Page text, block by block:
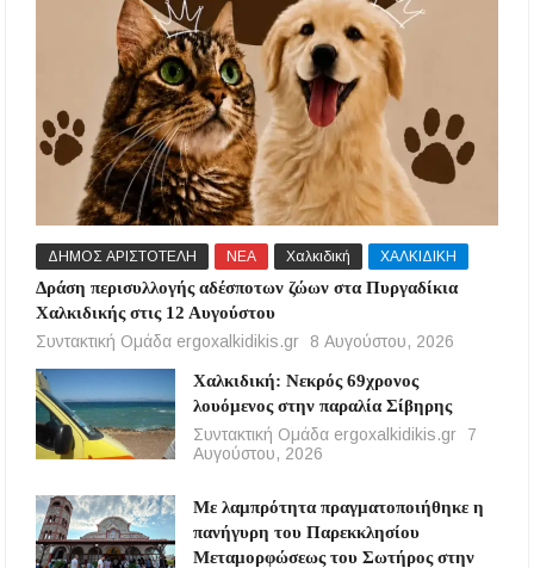
ΔΗΜΟΣ ΑΡΙΣΤΟΤΕΛΗ ΝΕΑ Χαλκιδική ΧΑΛΚΙΔΙΚΗ
Δράση περισυλλογής αδέσποτων ζώων στα Πυργαδίκια
Χαλκιδικής στις 12 Αυγούστου
Συντακτική Ομάδα ergoxalkidikis.gr
8 Αυγούστου, 2026
Χαλκιδική: Νεκρός 69χρονος
λουόμενος στην παραλία Σίβηρης
Συντακτική Ομάδα ergoxalkidikis.gr
7
Αυγούστου, 2026
Με λαμπρότητα πραγματοποιήθηκε η
πανήγυρη του Παρεκκλησίου
Μεταμορφώσεως του Σωτήρος στην